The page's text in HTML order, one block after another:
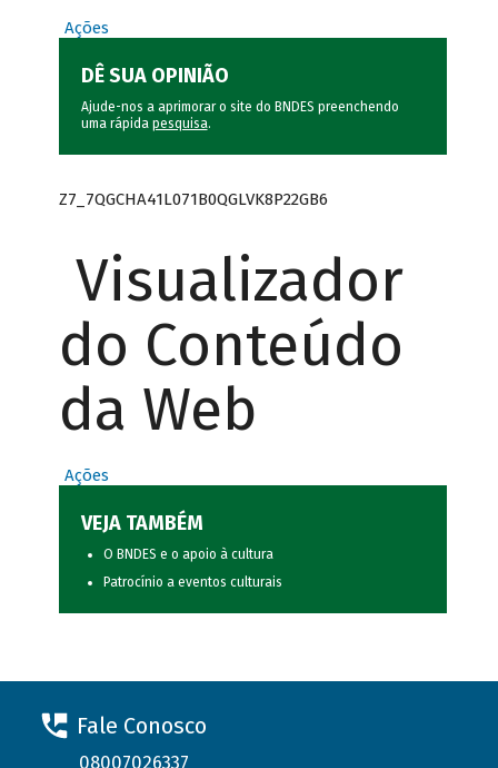
Ações
DÊ SUA OPINIÃO
Ajude-nos a aprimorar o site do BNDES preenchendo
uma rápida pesquisa.
Z7_7QGCHA41L071B0QGLVK8P22GB6
Visualizador
do Conteúdo
da Web
Ações
VEJA TAMBÉM
O BNDES e o apoio à cultura
Patrocínio a eventos culturais
Fale Conosco
08007026337